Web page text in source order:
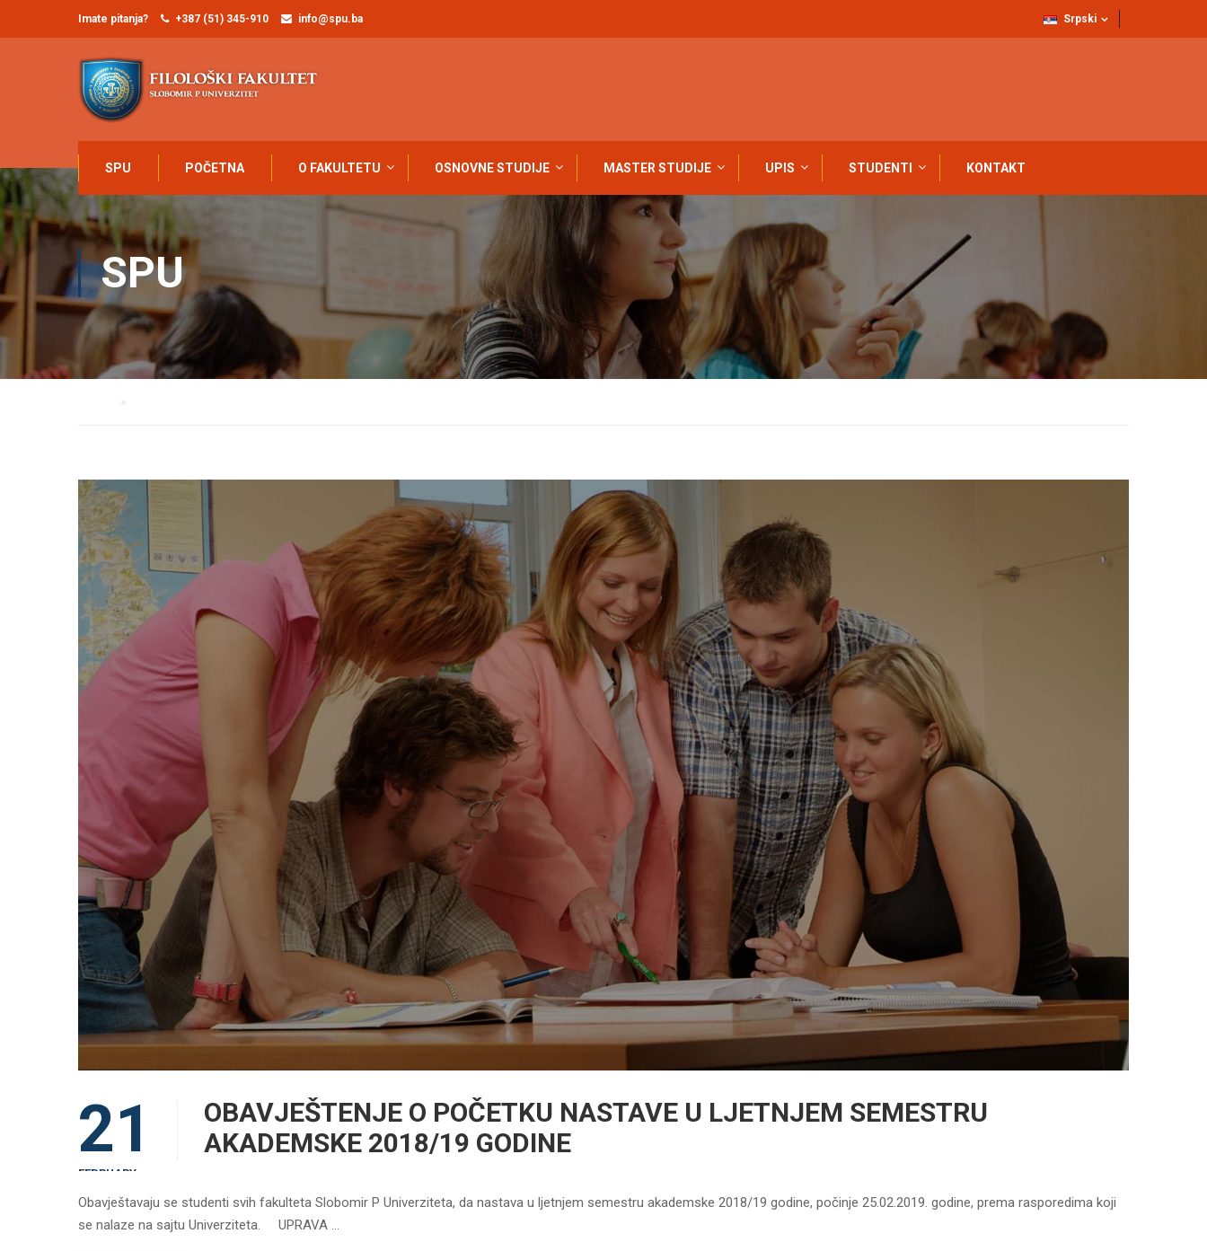
Imate pitanja? +387 (51) 345-910 info@spu.ba Srpski
SPU POČETNA O FAKULTETU OSNOVNE STUDIJE MASTER STUDIJE UPIS STUDENTI KONTAKT
SPU
21
FEBRUARY
OBAVJEŠTENJE O POČETKU NASTAVE U LJETNJEM SEMESTRU
AKADEMSKE 2018/19 GODINE
Obavještavaju se studenti svih fakulteta Slobomir P Univerziteta, da nastava u ljetnjem semestru akademske 2018/19 godine, počinje 25.02.2019. godine, prema rasporedima koji
se nalaze na sajtu Univerziteta. UPRAVA …